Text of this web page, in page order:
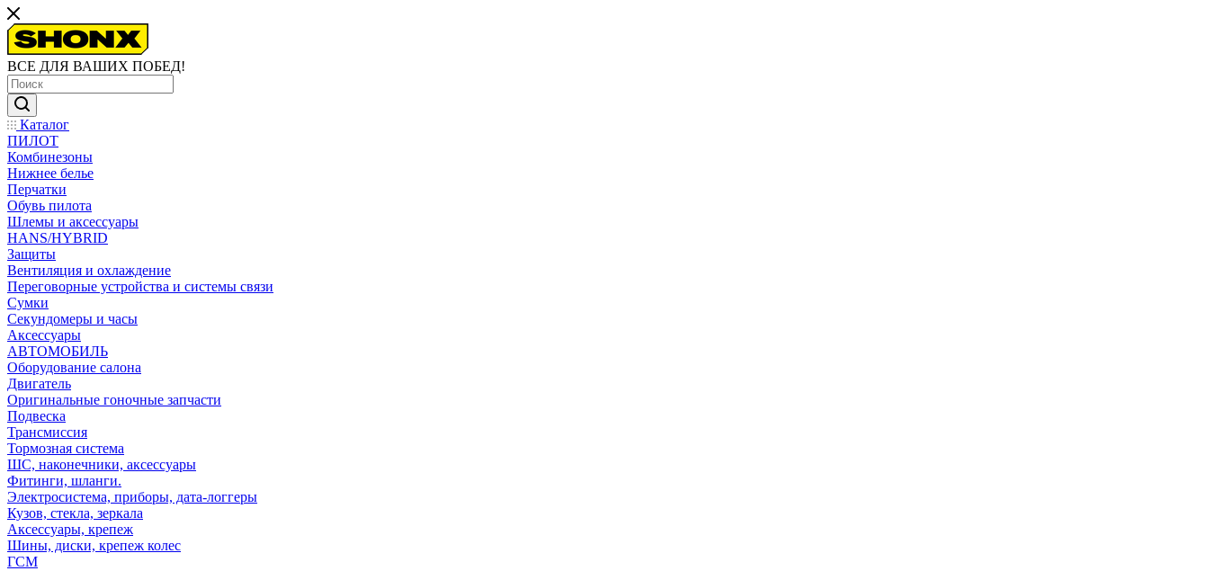
ВСЕ ДЛЯ ВАШИХ ПОБЕД!
Каталог
ПИЛОТ
Комбинезоны
Нижнее белье
Перчатки
Обувь пилота
Шлемы и аксессуары
HANS/HYBRID
Защиты
Вентиляция и охлаждение
Переговорные устройства и системы связи
Сумки
Секундомеры и часы
Аксессуары
АВТОМОБИЛЬ
Оборудование салона
Двигатель
Оригинальные гоночные запчасти
Подвеска
Трансмиссия
Тормозная система
ШС, наконечники, аксессуары
Фитинги, шланги.
Электросистема, приборы, дата-логгеры
Кузов, стекла, зеркала
Аксессуары, крепеж
Шины, диски, крепеж колес
ГСМ